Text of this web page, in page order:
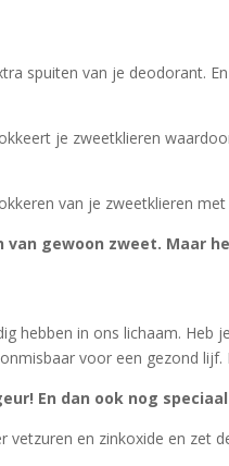
spuiten van je deodorant.
je zweetklieren
van je zweetklieren
gewoon zweet. Maar
hebben in ons lichaam.
voor een gezond
En dan ook nog
en zinkoxide en zet